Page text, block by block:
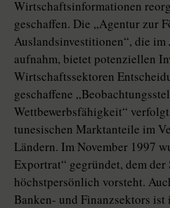
Wirtschaftsinformationen
geschaffen. Die „Agentur zur
Auslandsinvestitionen“, die
aufnahm, bietet potenziellen
Wirtschaftssektoren
geschaffene
Wettbewerbsfähigkeit“
tunesischen Marktanteile im
Ländern. Im November 1997
Exportrat“ gegründet, dem der
höchstpersönlich vorsteht.
Banken- und Finanzsektors